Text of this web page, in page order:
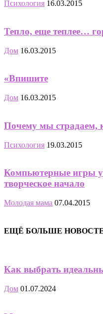
Психология 16.03.2015
Тепло, еще теплее…
Дом 16.03.2015
«Впишите
Дом 16.03.2015
Почему мы страдаем,
Психология 19.03.2015
Компьютерные игры
творческое начало
Молодая мама 07.04.2015
ЕЩЁ БОЛЬШЕ
Как выбрать
Дом 01.07.2024